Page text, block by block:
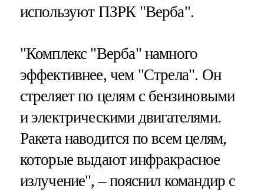
используют ПЗРК "Верба".
"Комплекс "Верба" намного
эффективнее, чем "Стрела". Он
стреляет по целям с бензиновыми
и электрическими двигателями.
Ракета наводится по всем целям,
которые выдают инфракрасное
излучение", – пояснил командир с